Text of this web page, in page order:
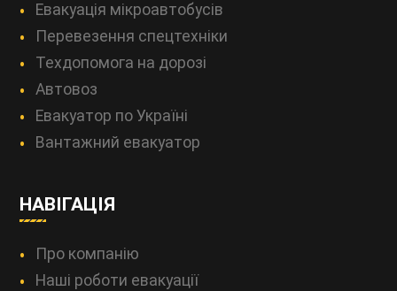
Евакуація мікроавтобусів
Перевезення спецтехніки
Техдопомога на дорозі
Автовоз
Евакуатор по Україні
Вантажний евакуатор
НАВІГАЦІЯ
Про компанію
Наші роботи евакуації